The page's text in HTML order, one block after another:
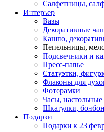
Салфетницы,
Интерьер
Вазы
Декоративные
Кашпо,
Пепельницы,
Подсвечники и
Пресс-папье
Статуэтки,
Флаконы для
Фоторамки
Часы,
Шкатулки,
Подарки
Подарки к 23